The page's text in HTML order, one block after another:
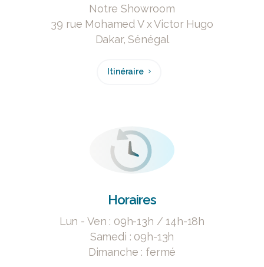
Notre Showroom
39 rue Mohamed V x Victor Hugo
Dakar, Sénégal
Itinéraire
Horaires
Lun - Ven : 09h-13h / 14h-18h
Samedi : 09h-13h
Dimanche : fermé